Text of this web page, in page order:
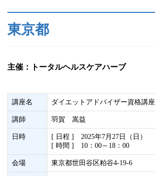
東京都
主催：トータルヘルスケアハーブ
講座名 ダイエットアドバイザー資格講座
講師 羽賀 嵩益
日時
[ 日程 ] 2025年7月27日（日）
[ 時間 ] 10：00～18：00
会場 東京都世田谷区粕谷4-19-6